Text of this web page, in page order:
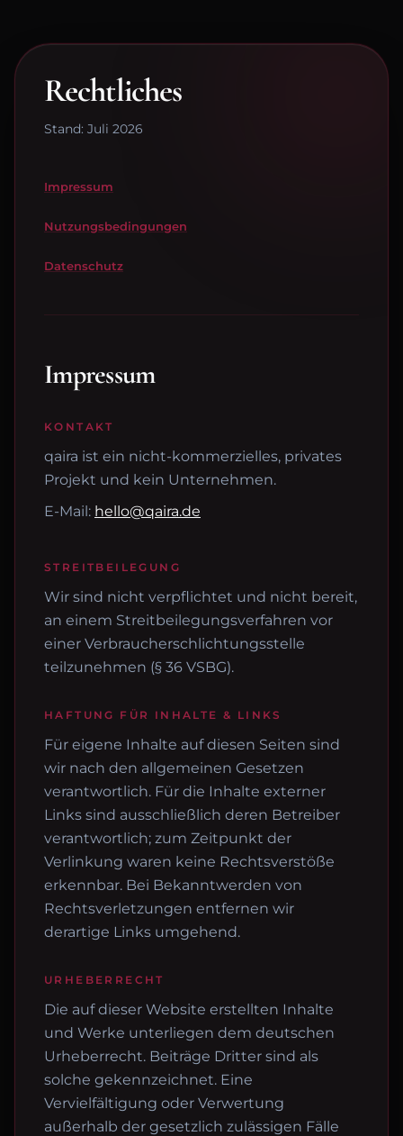
Rechtliches
Stand: Juli 2026
Impressum
Nutzungsbedingungen
Datenschutz
Impressum
KONTAKT
qaira ist ein nicht-kommerzielles, privates
Projekt und kein Unternehmen.
E-Mail: hello@qaira.de
STREITBEILEGUNG
Wir sind nicht verpflichtet und nicht bereit,
an einem Streitbeilegungsverfahren vor
einer Verbraucherschlichtungsstelle
teilzunehmen (§ 36 VSBG).
HAFTUNG FÜR INHALTE & LINKS
Für eigene Inhalte auf diesen Seiten sind
wir nach den allgemeinen Gesetzen
verantwortlich. Für die Inhalte externer
Links sind ausschließlich deren Betreiber
verantwortlich; zum Zeitpunkt der
Verlinkung waren keine Rechtsverstöße
erkennbar. Bei Bekanntwerden von
Rechtsverletzungen entfernen wir
derartige Links umgehend.
URHEBERRECHT
Die auf dieser Website erstellten Inhalte
und Werke unterliegen dem deutschen
Urheberrecht. Beiträge Dritter sind als
solche gekennzeichnet. Eine
Vervielfältigung oder Verwertung
außerhalb der gesetzlich zulässigen Fälle